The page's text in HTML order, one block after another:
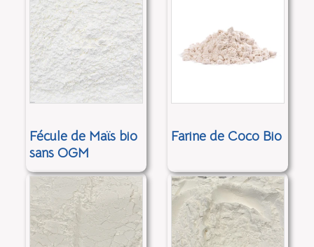
Fécule de Maïs bio
sans OGM
Farine de Coco Bio